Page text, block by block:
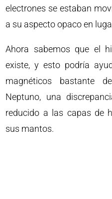
electrones se estaban
a su aspecto opaco en
Ahora sabemos que el
existe, y esto podría
magnéticos bastante
Neptuno, una
reducido a las capas de
sus mantos.